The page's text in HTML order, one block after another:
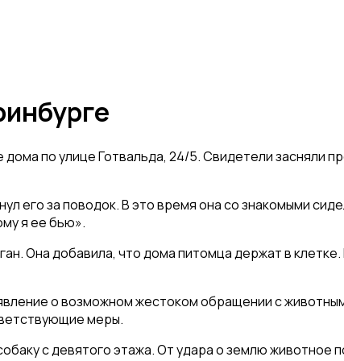
по улице Готвальда, 24/5. Свидетели
за поводок. В это время она со знакомыми
я ее бью».
Она добавила, что дома питомца держат в
о возможном жестоком обращении с
меры.
с девятого этажа. От удара о землю